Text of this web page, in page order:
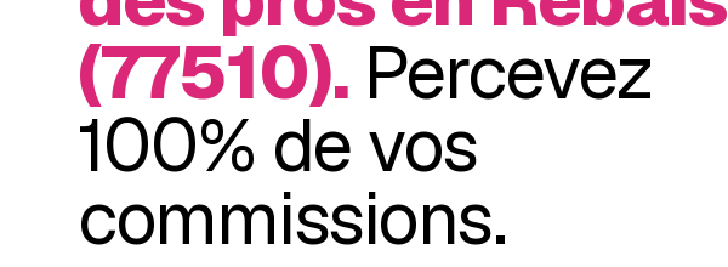
(77510). Percevez
100% de vos
commissions.